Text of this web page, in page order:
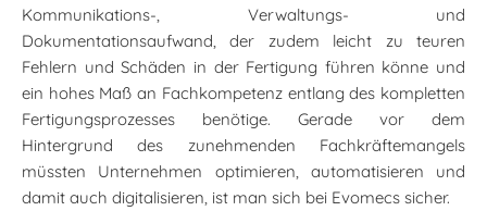
Kommunikations-, Verwaltungs- und
Dokumentationsaufwand, der zudem leicht zu teuren
Fehlern und Schäden in der Fertigung führen könne und
ein hohes Maß an Fachkompetenz entlang des kompletten
Fertigungsprozesses benötige. Gerade vor dem
Hintergrund des zunehmenden Fachkräftemangels
müssten Unternehmen optimieren, automatisieren und
damit auch digitalisieren, ist man sich bei Evomecs sicher.